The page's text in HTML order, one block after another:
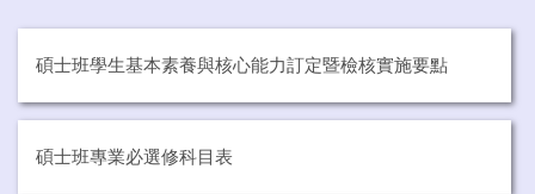
碩士班學生基本素養與核心能力訂定暨檢核實施要點
碩士班專業必選修科目表